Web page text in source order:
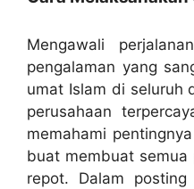
Mengawali
pengalaman yang
umat Islam di seluruh
perusahaan
memahami
buat membuat
repot. Dalam